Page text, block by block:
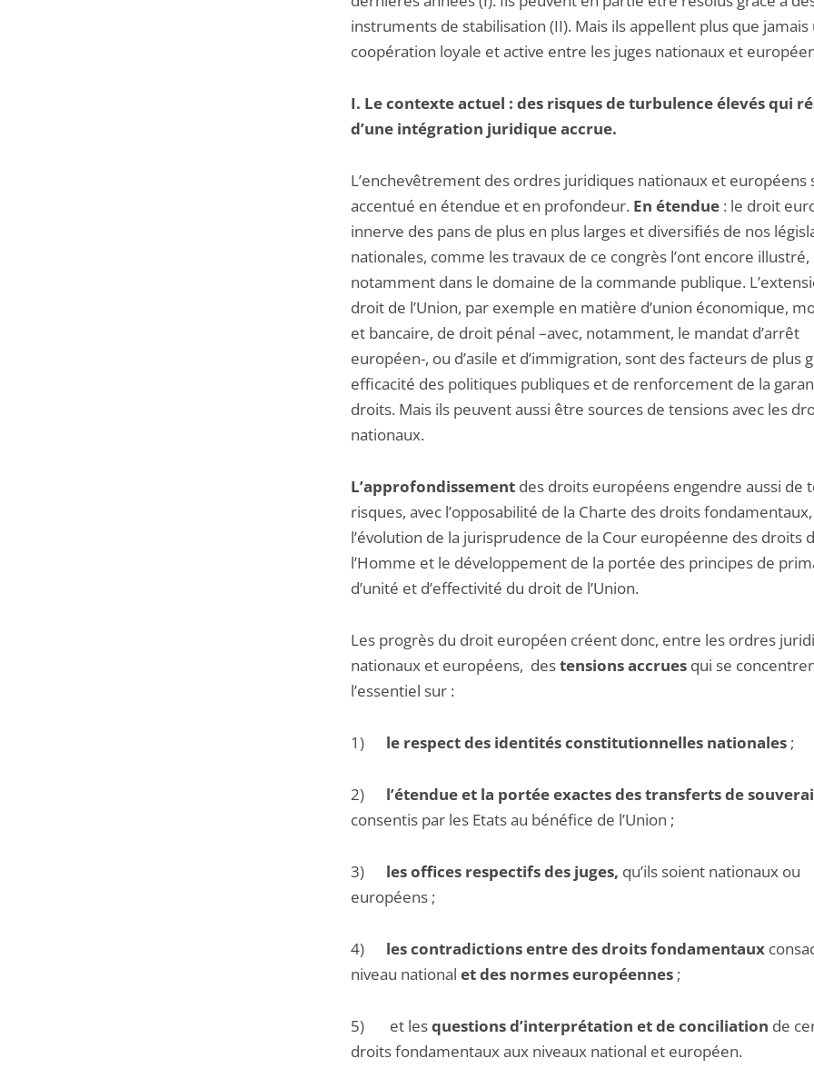
instruments de stabilisation (II). Mais ils appellent plus que jamais
coopération loyale et active entre les juges nationaux et
I. Le contexte actuel : des risques de turbulence élevés qui
d’une intégration juridique accrue.
L’enchevêtrement des ordres juridiques nationaux et européens
accentué en étendue et en profondeur. En étendue : le droit
innerve des pans de plus en plus larges et diversifiés de nos
nationales, comme les travaux de ce congrès l’ont encore illustré,
notamment dans le domaine de la commande publique.
droit de l’Union, par exemple en matière d’union économique,
et bancaire, de droit pénal –avec, notamment, le mandat d’arrêt
européen-, ou d’asile et d’immigration, sont des facteurs de plus
efficacité des politiques publiques et de renforcement de la
droits. Mais ils peuvent aussi être sources de tensions avec les
nationaux.
L’approfondissement des droits européens engendre aussi de
risques, avec l’opposabilité de la Charte des droits fondamentaux,
l’évolution de la jurisprudence de la Cour européenne des droits
l’Homme et le développement de la portée des principes de
d’unité et d’effectivité du droit de l’Union.
Les progrès du droit européen créent donc, entre les ordres
nationaux et européens, destensions accrues qui se
l’essentiel sur :
1) le respect des identités constitutionnelles nationales ;
2) l’étendue et la portée exactes des transferts de
consentis par les Etats au bénéfice de l’Union ;
3) les offices respectifs des juges, qu’ils soient nationaux ou
européens ;
4) les contradictions entre des droits fondamentaux
niveau national et des normes européennes ;
5) et lesquestions d’interprétation et de conciliation de
droits fondamentaux aux niveaux national et européen.